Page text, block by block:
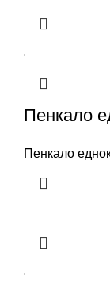
Пенкало
Пенкало